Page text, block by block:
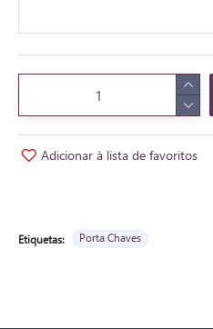
Adicionar à lista de favoritos
Etiquetas: Porta Chaves